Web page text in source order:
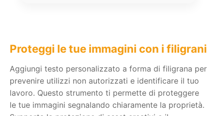
Proteggi le tue immagini con i filigrani
Aggiungi testo personalizzato a forma di filigrana per
prevenire utilizzi non autorizzati e identificare il tuo
lavoro. Questo strumento ti permette di proteggere
le tue immagini segnalando chiaramente la proprietà.